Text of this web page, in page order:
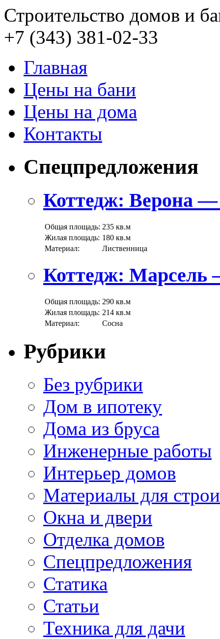
Строительство домов и
+7 (343) 381-02-33
Главная
Цены на бани
Цены на дома
Контакты
Спецпредложения
Коттедж: Верона —
Общая площадь: 235 кв.м
Жилая площадь: 180 кв.м
Материал:
Лиственница
Коттедж: Марсель
Общая площадь: 290 кв.м
Жилая площадь: 214 кв.м
Материал:
Сосна
Рубрики
Без рубрики
Дом в ипотеку
Дома из бруса
Инженерные работы
Интерьер домов
Материалы для
Окна и двери
Отделка домов
Спецпредложения
Статика
Статьи
Техника для дачи